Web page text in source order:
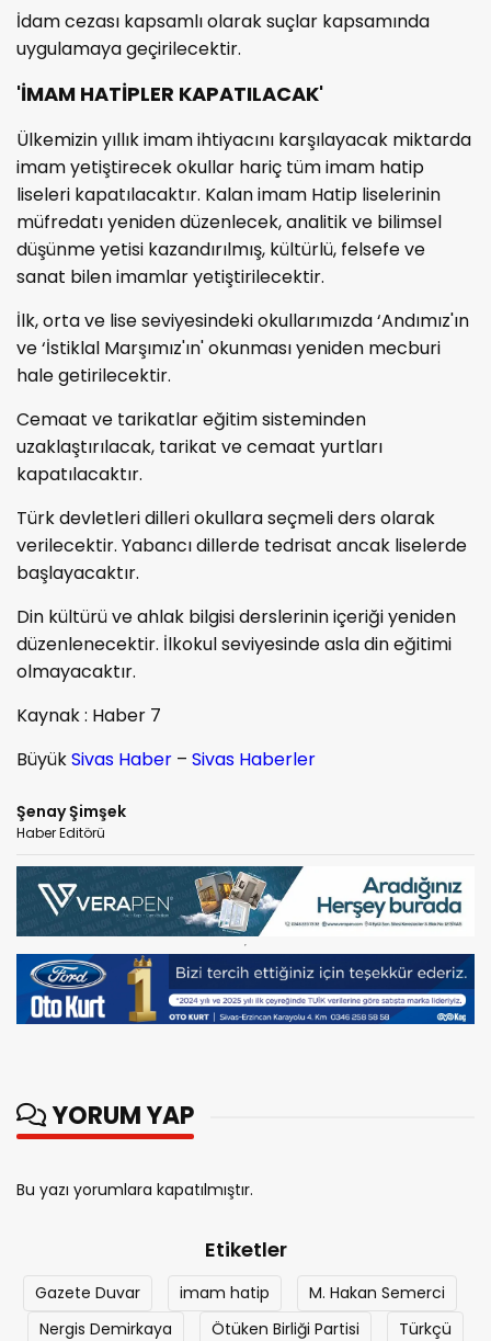
İdam cezası kapsamlı olarak suçlar kapsamında
uygulamaya geçirilecektir.
'İMAM HATİPLER KAPATILACAK'
Ülkemizin yıllık imam ihtiyacını karşılayacak miktarda
imam yetiştirecek okullar hariç tüm imam hatip
liseleri kapatılacaktır. Kalan imam Hatip liselerinin
müfredatı yeniden düzenlecek, analitik ve bilimsel
düşünme yetisi kazandırılmış, kültürlü, felsefe ve
sanat bilen imamlar yetiştirilecektir.
İlk, orta ve lise seviyesindeki okullarımızda ‘Andımız'ın
ve ‘İstiklal Marşımız'ın' okunması yeniden mecburi
hale getirilecektir.
Cemaat ve tarikatlar eğitim sisteminden
uzaklaştırılacak, tarikat ve cemaat yurtları
kapatılacaktır.
Türk devletleri dilleri okullara seçmeli ders olarak
verilecektir. Yabancı dillerde tedrisat ancak liselerde
başlayacaktır.
Din kültürü ve ahlak bilgisi derslerinin içeriği yeniden
düzenlenecektir. İlkokul seviyesinde asla din eğitimi
olmayacaktır.
Kaynak : Haber 7
BüyükSivas Haber – Sivas Haberler
Şenay Şimşek
Haber Editörü
YORUM YAP
Bu yazı yorumlara kapatılmıştır.
Etiketler
Gazete Duvar imam hatip
M. Hakan Semerci
Nergis Demirkaya
Ötüken Birliği Partisi Türkçü